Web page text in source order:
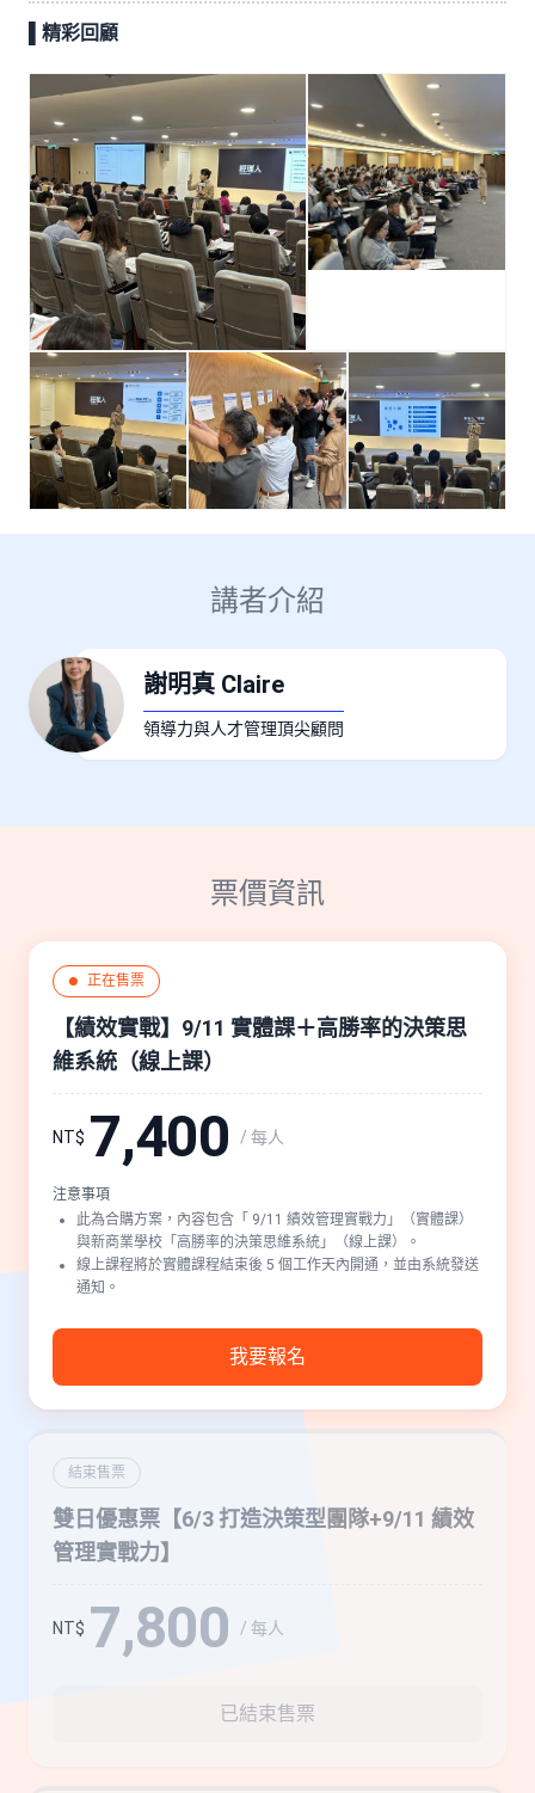
精彩回顧
講者介紹
謝明真 Claire
領導力與人才管理頂尖顧問
票價資訊
● 正在售票
【績效實戰】9/11 實體課＋高勝率的決策思
維系統（線上課）
NT$ 7,400 / 每人
注意事項
此為合購方案，內容包含「 9/11 績效管理實戰力」（實體課）
與新商業學校「高勝率的決策思維系統」（線上課）。
線上課程將於實體課程結束後 5 個工作天內開通，並由系統發送
通知。
我要報名
結束售票
雙日優惠票【6/3 打造決策型團隊+9/11 績效
管理實戰力】
NT$ 7,800 / 每人
已結束售票